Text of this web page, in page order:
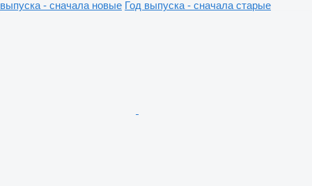
выпуска - сначала новые Год выпуска - сначала старые